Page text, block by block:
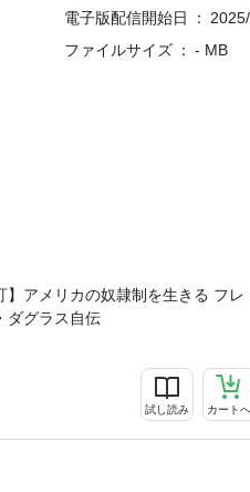
】アメリカの奴隷制を生きる フレ
ダグラス自伝
試し読み カートへ
リック・ダグラス年譜〔
電子版配信開始日
ファイルサイズ
- MB